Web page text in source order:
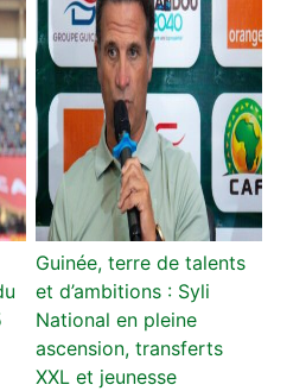
Guinée, terre de talents
et d’ambitions : Syli
National en pleine
ascension, transferts
XXL et jeunesse